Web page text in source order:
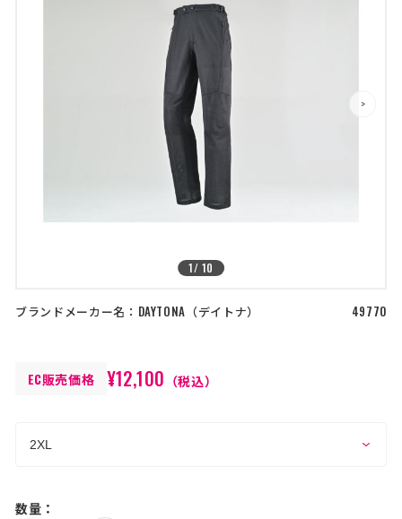
店舗を探す
採用情報
古物営業法に基づく表示/保険勧誘
方針
利用規約
カスタマーハラスメントに対する方
1/ 10
>
ブランドメーカー名： DAYTONA デイトナ 49770
EC販売価格 ¥12,100 （税込）
数量：